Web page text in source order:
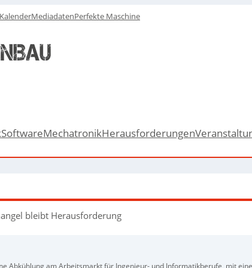
KalenderMediadatenPerfekte Maschine
SoftwareMechatronikHerausforderungen
bleibt Herausforderung
Abkühlung am Arbeitsmarkt für Ingenieur- und Informatikberufe, mit